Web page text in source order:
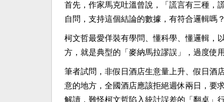
首先，作家馬克吐溫曾說，「謊言有三種，
自問，支持這個結論的數據，有符合邏輯嗎？
柯文哲最愛佯裝有學問、懂科學、懂邏輯，
方，就是典型的「麥納馬拉謬誤」，過度使
筆者試問，非假日酒店生意量上升、假日酒
意的地方，全國酒店應該拒絕週休兩日，要
解讀，難怪柯文哲陷入統計誤差的「翻桌」